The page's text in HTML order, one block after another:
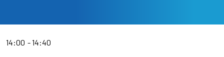
14:00 14:40